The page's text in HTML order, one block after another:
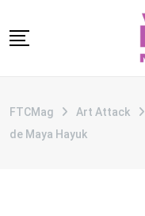
to
CATEGORIAS
FTCMag Art Attack
de Maya Hayuk